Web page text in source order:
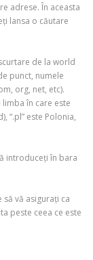
adrese. În aceasta
lansa o căutare
de la world
punct, numele
org, net, etc).
în care este
“.pl” este Polonia,
introduceți în bara
vă asigurați ca
peste ceea ce este